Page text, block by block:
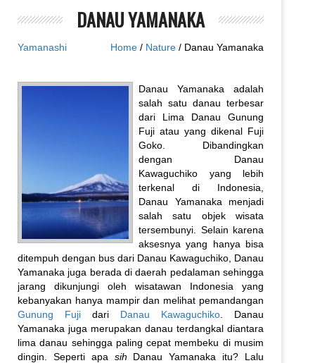
DANAU YAMANAKA
Yamanashi Home / Nature / Danau Yamanaka
Danau Yamanaka adalah
salah satu danau terbesar
dari Lima Danau Gunung
Fuji atau yang dikenal Fuji
Goko. Dibandingkan
dengan Danau
Kawaguchiko yang lebih
terkenal di Indonesia,
Danau Yamanaka menjadi
salah satu objek wisata
tersembunyi. Selain karena
aksesnya yang hanya bisa
ditempuh dengan bus dari Danau Kawaguchiko, Danau
Yamanaka juga berada di daerah pedalaman sehingga
jarang dikunjungi oleh wisatawan Indonesia yang
kebanyakan hanya mampir dan melihat pemandangan
Gunung Fuji dari Danau Kawaguchiko . Danau
Yamanaka juga merupakan danau terdangkal diantara
lima danau sehingga paling cepat membeku di musim
dingin. Seperti apa sih Danau Yamanaka itu? Lalu